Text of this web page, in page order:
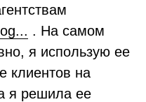
. На самом
я использую ее
клиентов на
я решила ее